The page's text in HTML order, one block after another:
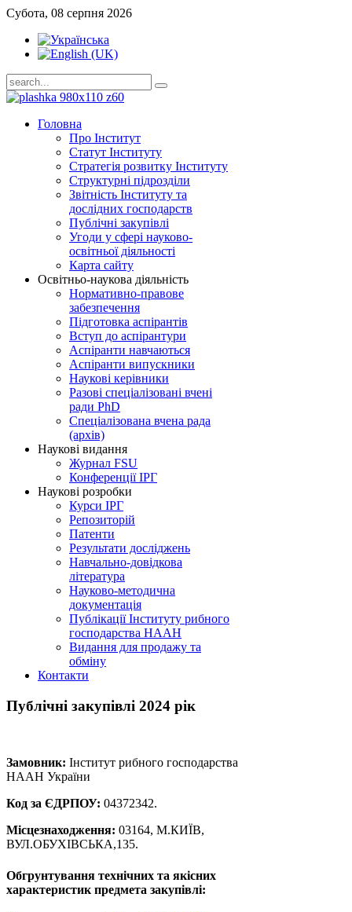
Субота, 08 серпня 2026
Головна
Про Інститут
Статут Інституту
Стратегія розвитку Інституту
Структурні підрозділи
Звітність Інституту та
дослідних господарств
Публічні закупівлі
Угоди у сфері науково-
освітньої діяльності
Карта сайту
Освітньо-наукова діяльність
Нормативно-правове
забезпечення
Підготовка аспірантів
Вступ до аспірантури
Аспіранти навчаються
Аспіранти випускники
Наукові керівники
Разові спеціалізовані вчені
ради PhD
Спеціалізована вчена рада
(архів)
Наукові видання
Журнал FSU
Конференції ІРГ
Наукові розробки
Курси ІРГ
Репозиторій
Патенти
Результати досліджень
Навчально-довідкова
література
Науково-методична
документація
Публікації Інституту рибного
господарства НААН
Видання для продажу та
обміну
Контакти
Публічні закупівлі 2024 рік
Замовник: Інститут рибного господарства
НААН України
Код за ЄДРПОУ: 04372342.
Місцезнаходження: 03164, М.КИЇВ,
ВУЛ.ОБУХІВСЬКА,135.
Обгрунтування технічних та якісних
характеристик предмета закупівлі: